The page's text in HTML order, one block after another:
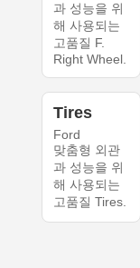
과 성능을 위
해 사용되는
고품질 F.
Right Wheel.
Tires
Ford
맞춤형 외관
과 성능을 위
해 사용되는
고품질 Tires.